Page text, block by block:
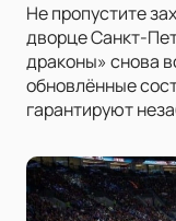
Не пропустите
дворце Санкт-
драконы» снова
обновлённые
гарантируют